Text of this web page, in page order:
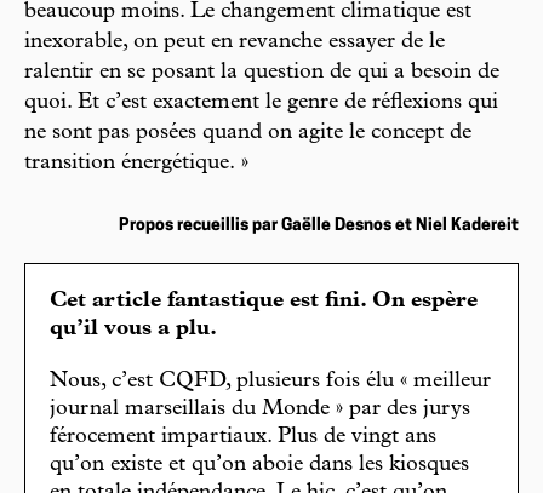
beaucoup moins. Le changement climatique est
inexorable, on peut en revanche essayer de le
ralentir en se posant la question de qui a besoin de
quoi. Et c’est exactement le genre de réflexions qui
ne sont pas posées quand on agite le concept de
transition énergétique. »
Propos recueillis par Gaëlle Desnos et Niel Kadereit
Cet article fantastique est fini. On espère
qu’il vous a plu.
Nous, c’est CQFD, plusieurs fois élu « meilleur
journal marseillais du Monde » par des jurys
férocement impartiaux. Plus de vingt ans
qu’on existe et qu’on aboie dans les kiosques